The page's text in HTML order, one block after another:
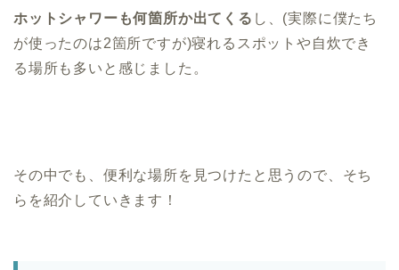
ホットシャワーも何箇所か出てくる し、(実際に僕たち
が使ったのは2箇所ですが)寝れるスポットや自炊でき
る場所も多いと感じました。
その中でも、便利な場所を見つけたと思うので、そち
らを紹介していきます！